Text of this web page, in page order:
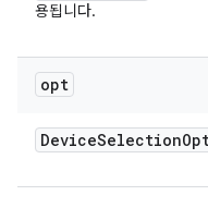
용됩니다.
opt
DeviceSelection